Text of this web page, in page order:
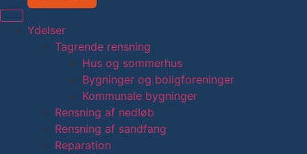
Ydelser
Tagrende rensning
Hus og sommerhus
Bygninger og boligforeninger
Kommunale bygninger
Rensning af nedløb
Rensning af sandfang
Reparation